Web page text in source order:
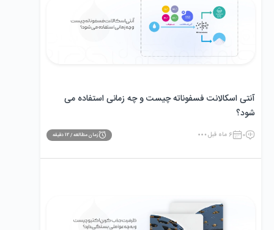
آنتی‌ اسکالانت فسفوناته چیست و چه زمانی استفاده می
‌شود؟
0 6 ماه قبل زمان مطالعه /12دقیقه